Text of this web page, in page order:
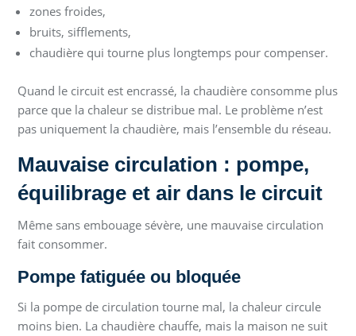
zones froides,
bruits, sifflements,
chaudière qui tourne plus longtemps pour compenser.
Quand le circuit est encrassé, la chaudière consomme plus
parce que la chaleur se distribue mal. Le problème n’est
pas uniquement la chaudière, mais l’ensemble du réseau.
Mauvaise circulation : pompe,
équilibrage et air dans le circuit
Même sans embouage sévère, une mauvaise circulation
fait consommer.
Pompe fatiguée ou bloquée
Si la pompe de circulation tourne mal, la chaleur circule
moins bien. La chaudière chauffe, mais la maison ne suit